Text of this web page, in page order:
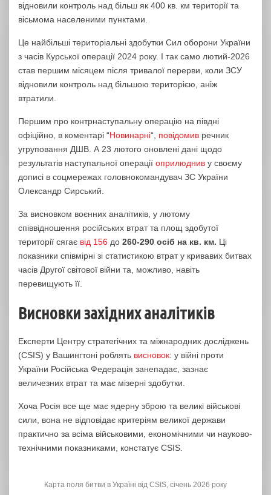
відновили контроль над більш як 400 кв. км території та
вісьмома населеними пунктами.
Це найбільші територіальні здобутки Сил оборони України
з часів Курської операції 2024 року. І так само лютий-2026
став першим місяцем після тривалої перерви, коли ЗСУ
відновили контроль над більшою територією, аніж
втратили.
Першим про контрнаступальну операцію на півдні
офіційно, в коментарі “Новинарні“, повідомив речник
угруповання ДШВ. А 23 лютого оновлені дані щодо
результатів наступальної операції оприлюднив у своєму
дописі в соцмережах головнокомандувач ЗС України
Олександр Сирський.
За висновком воєнних аналітиків, у лютому
співвідношення російських втрат та площ здобутої
території сягає від 156 до 260-290 осіб на кв. км. Ці
показники співмірні зі статистикою втрат у кривавих битвах
часів Другої світової війни та, можливо, навіть
перевищують її.
Висновки західних аналітиків
Експерти Центру стратегічних та міжнародних досліджень
(CSIS) у Вашингтоні роблять висновок: у війні проти
України Російська Федерація занепадає, зазнає
величезних втрат та має мізерні здобутки.
Хоча Росія все ще має ядерну зброю та великі військові
сили, вона не відповідає критеріям великої держави
практично за всіма військовими, економічними чи науково-
технічними показниками, констатує CSIS.
Карта поля битви в Україні від CSIS, січень 2026 року